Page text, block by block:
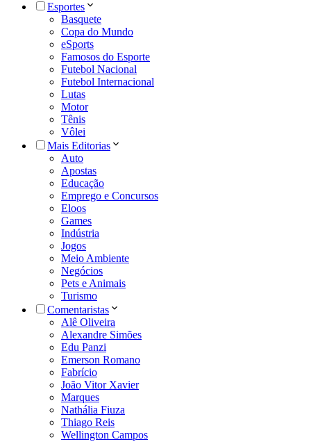
Esportes
Basquete
Copa do Mundo
eSports
Famosos do Esporte
Futebol Nacional
Futebol Internacional
Lutas
Motor
Tênis
Vôlei
Mais Editorias
Auto
Apostas
Educação
Emprego e Concursos
Eloos
Games
Indústria
Jogos
Meio Ambiente
Negócios
Pets e Animais
Turismo
Comentaristas
Alê Oliveira
Alexandre Simões
Edu Panzi
Emerson Romano
Fabrício
João Vitor Xavier
Marques
Nathália Fiuza
Thiago Reis
Wellington Campos